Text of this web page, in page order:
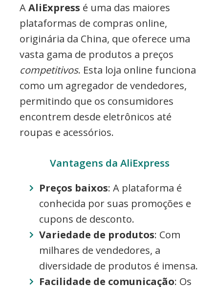
AAliExpress é uma das maiores
plataformas de compras online,
originária da China, que oferece uma
vasta gama de produtos a preços
competitivos. Esta loja online funciona
como um agregador de vendedores,
permitindo que os consumidores
encontrem desde eletrônicos até
roupas e acessórios.
Vantagens da AliExpress
Preços baixos: A plataforma é
conhecida por suas promoções e
cupons de desconto.
Variedade de produtos: Com
milhares de vendedores, a
diversidade de produtos é imensa.
Facilidade de comunicação: Os